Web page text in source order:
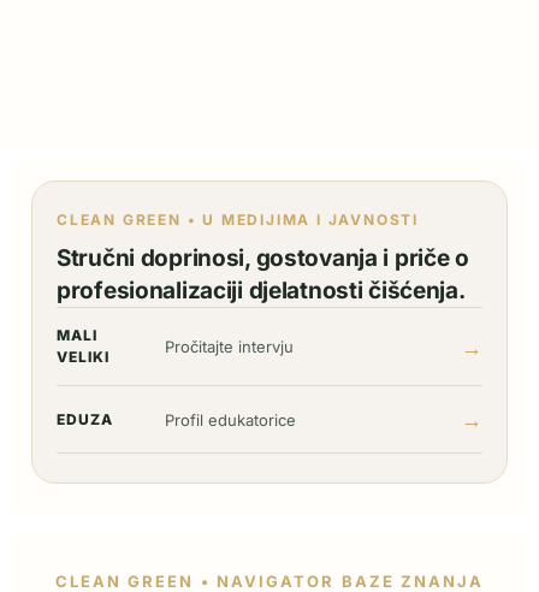
CLEAN GREEN • U MEDIJIMA I JAVNOSTI
Stručni doprinosi, gostovanja i priče o
profesionalizaciji djelatnosti čišćenja.
MALI
VELIKI
Pročitajte intervju →
EDUZA Profil edukatorice →
CLEAN GREEN • NAVIGATOR BAZE ZNANJA